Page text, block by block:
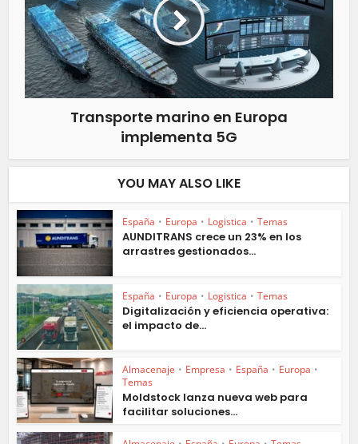
Transporte marino en Europa
implementa 5G
YOU MAY ALSO LIKE
España • Europa • Logistica • Temas
AUNDITRANS crece un 23% en los
arrastres gestionados...
España • Europa • Logistica • Temas
Digitalización y eficiencia operativa:
el impacto de...
Almacenaje • Empresa • España • Europa •
Temas
Moldstock lanza nueva web para
facilitar soluciones...